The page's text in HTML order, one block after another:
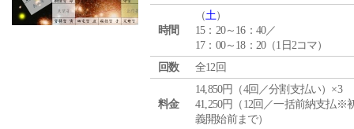
時間
（土）
15：20～16：40／
17：00～18：20（1日2コマ）
回数
全12回
料金
14,850円（4回／分割支払い）×3
41,250円（12回／一括前納支払※
義開始前まで）